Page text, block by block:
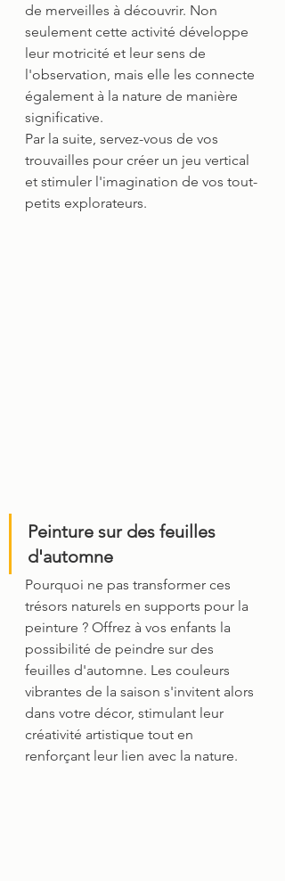
de merveilles à découvrir. Non
seulement cette activité développe
leur motricité et leur sens de
l'observation, mais elle les connecte
également à la nature de manière
significative.
Par la suite, servez-vous de vos
trouvailles pour créer un jeu vertical
et stimuler l'imagination de vos tout-
petits explorateurs.
Peinture sur des feuilles
d'automne
Pourquoi ne pas transformer ces
trésors naturels en supports pour la
peinture ? Offrez à vos enfants la
possibilité de peindre sur des
feuilles d'automne. Les couleurs
vibrantes de la saison s'invitent alors
dans votre décor, stimulant leur
créativité artistique tout en
renforçant leur lien avec la nature.